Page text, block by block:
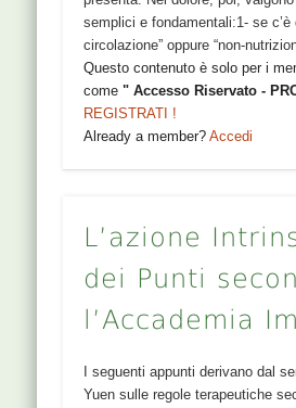
semplici e fondamentali:1- se c’è
circolazione” oppure “non-
Questo contenuto è solo per i
come" Accesso Riservato -
REGISTRATI !
Already a member?Accedi
L’azione
dei Punti
l’Accademia
I seguenti appunti derivano dal
Yuen sulle regole terapeutiche